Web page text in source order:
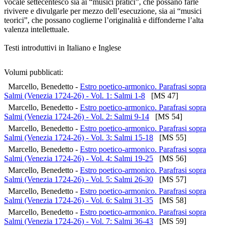
vocale settecentesco sia ai “musici pratici”, che possano farle
rivivere e divulgarle per mezzo dell’esecuzione, sia ai “musici
teorici”, che possano coglierne l’originalità e diffonderne l’alta
valenza intellettuale.
Testi introduttivi in Italiano e Inglese
Volumi pubblicati:
Marcello, Benedetto - Estro poetico-armonico. Parafrasi sopra
Salmi (Venezia 1724-26) - Vol. 1: Salmi 1-8 [MS 47]
Marcello, Benedetto - Estro poetico-armonico. Parafrasi sopra
Salmi (Venezia 1724-26) - Vol. 2: Salmi 9-14 [MS 54]
Marcello, Benedetto - Estro poetico-armonico. Parafrasi sopra
Salmi (Venezia 1724-26) - Vol. 3: Salmi 15-18 [MS 55]
Marcello, Benedetto - Estro poetico-armonico. Parafrasi sopra
Salmi (Venezia 1724-26) - Vol. 4: Salmi 19-25 [MS 56]
Marcello, Benedetto - Estro poetico-armonico. Parafrasi sopra
Salmi (Venezia 1724-26) - Vol. 5: Salmi 26-30 [MS 57]
Marcello, Benedetto - Estro poetico-armonico. Parafrasi sopra
Salmi (Venezia 1724-26) - Vol. 6: Salmi 31-35 [MS 58]
Marcello, Benedetto - Estro poetico-armonico. Parafrasi sopra
Salmi (Venezia 1724-26) - Vol. 7: Salmi 36-43 [MS 59]